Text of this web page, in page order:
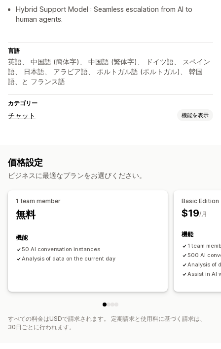
Hybrid Support Model : Seamless escalation from AI to
human agents.
言語
英語、 中国語 (簡体字)、 中国語 (繁体字)、 ドイツ語、 スペイン
語、 日本語、 アラビア語、 ポルトガル語 (ポルトガル)、 韓国
語、と フランス語
カテゴリー
チャット 機能を表示
顧客インサイト
クイック返信
絵文字とスタンプ
ウェルカムメッセージ
チャットボタン
タグ付け チャットの割り当て チャットフロー
価格設定
ビジネスに最適なプランをお選びください。
1 team member
無料
機能
50 AI conversation instances
Analysis of data on the current day
Basic Edition
$19/月
機能
1 team
500 AI
Analysis of
Assist in AI
すべての料金はUSDで請求されます。 定期請求と使用料に基づく請求は、
30日ごとに行われます。